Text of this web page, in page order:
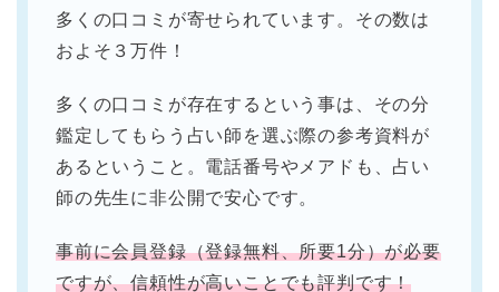
多くの口コミが寄せられています。その数は
およそ３万件！
多くの口コミが存在するという事は、その分
鑑定してもらう占い師を選ぶ際の参考資料が
あるということ。電話番号やメアドも、占い
師の先生に非公開で安心です。
事前に会員登録（登録無料、所要1分）が必要
ですが、信頼性が高いことでも評判です！